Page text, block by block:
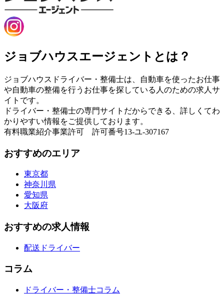
ジョブハウスエージェントとは？
ジョブハウスドライバー・整備士は、自動車を使ったお仕事
や自動車の整備を行うお仕事を探している人のための求人サ
イトです。
ドライバー・整備士の専門サイトだからできる、詳しくてわ
かりやすい情報をご提供しております。
有料職業紹介事業許可 許可番号13-ユ-307167
おすすめのエリア
東京都
神奈川県
愛知県
大阪府
おすすめの求人情報
配送ドライバー
コラム
ドライバー・整備士コラム